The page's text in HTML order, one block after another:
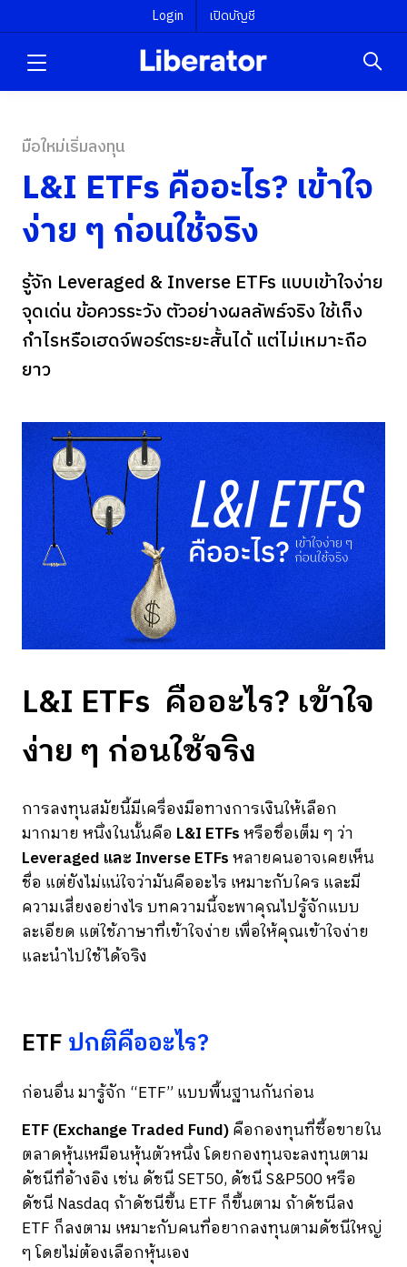
Login เปิดบัญชี
มือใหม่เริ่มลงทุน
L&I ETFs คืออะไร? เข้าใจ
ง่าย ๆ ก่อนใช้จริง
รู้จัก Leveraged & Inverse ETFs แบบเข้าใจง่าย
จุดเด่น ข้อควรระวัง ตัวอย่างผลลัพธ์จริง ใช้เก็ง
กำไรหรือเฮดจ์พอร์ตระยะสั้นได้ แต่ไม่เหมาะถือ
ยาว
L&I ETFs คืออะไร? เข้าใจ
ง่าย ๆ ก่อนใช้จริง
การลงทุนสมัยนี้มีเครื่องมือทางการเงินให้เลือก
มากมาย หนึ่งในนั้นคือ L&I ETFsหรือชื่อเต็ม ๆ ว่า
Leveraged และ Inverse ETFsหลายคนอาจเคยเห็น
ชื่อ แต่ยังไม่แน่ใจว่ามันคืออะไร เหมาะกับใคร และมี
ความเสี่ยงอย่างไร บทความนี้จะพาคุณไปรู้จักแบบ
ละเอียด แต่ใช้ภาษาที่เข้าใจง่าย เพื่อให้คุณเข้าใจง่าย
และนำไปใช้ได้จริง
ETFปกติคืออะไร?
ก่อนอื่น มารู้จัก “ETF” แบบพื้นฐานกันก่อน
ETF (Exchange Traded Fund)คือกองทุนที่ซื้อขายใน
ตลาดหุ้นเหมือนหุ้นตัวหนึ่ง โดยกองทุนจะลงทุนตาม
ดัชนีที่อ้างอิง เช่น ดัชนี SET50, ดัชนี S&P500 หรือ
ดัชนี Nasdaq ถ้าดัชนีขึ้น ETF ก็ขึ้นตาม ถ้าดัชนีลง
ETF ก็ลงตาม เหมาะกับคนที่อยากลงทุนตามดัชนีใหญ่
ๆ โดยไม่ต้องเลือกหุ้นเอง